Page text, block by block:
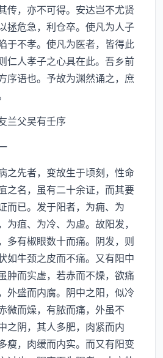
传，亦不可得。安达岂不尤贤
拯危急，利仓卒。使凡为人子
于不孝。使凡为医者，皆得此
仁人孝子之心具在此。吾乡前
序语也。予故为渊然诵之，庶
父吴有壬序
先者，变故生于顷刻，性命
之名，虽有二十余证，而其要
而已。发于阳者，为痈、为
疽、为冷、为虚。故阳发，
多有椒眼数十而痛。阴发，则
如牛颈之皮而不痛。又有阳中
肿而实虚，若赤而不燥，欲痛
外盛而内腐。阴中之阳，似冷
微而燥，有脓而痛，外虽不
之阴，其人多肥，肉紧而内
瘦，肉缓而内实。而又有阳变